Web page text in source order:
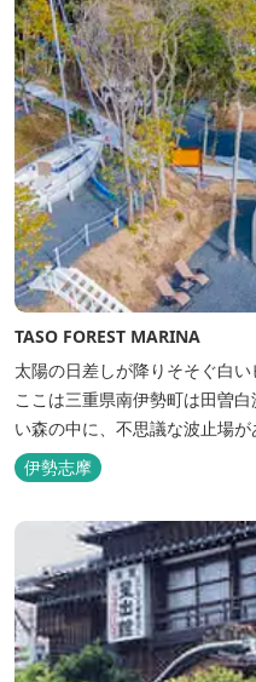
TASO FOREST MARINA
太陽の日差しが降りそそぐ白い
ここは三重県南伊勢町は田曽
い森の中に、不思議な波止場
のは3艇のヨット。日本初の森のマリーナ
インテリアは見た目からは想
上に寝転んで夜空を見上げれば
伊勢志摩